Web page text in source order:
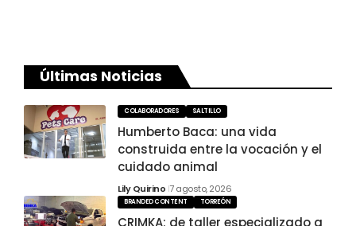
Últimas Noticias
COLABORADORES SALTILLO
Humberto Baca: una vida
construida entre la vocación y el
cuidado animal
Lily Quirino 7 agosto, 2026
BRANDED CONTENT TORREÓN